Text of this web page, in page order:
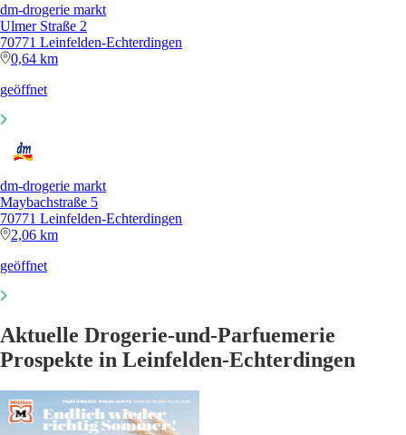
dm-drogerie markt
Ulmer Straße 2
70771 Leinfelden-Echterdingen
0,64 km
geöffnet
dm-drogerie markt
Maybachstraße 5
70771 Leinfelden-Echterdingen
2,06 km
geöffnet
Aktuelle Drogerie-und-Parfuemerie
Prospekte in Leinfelden-Echterdingen